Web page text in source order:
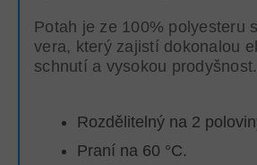
Potah je ze 100% polyesteru
vera, který zajistí dokonalou
schnutí a vysokou prodyšnost.
Rozdělitelný na 2
Praní na 60 °C.